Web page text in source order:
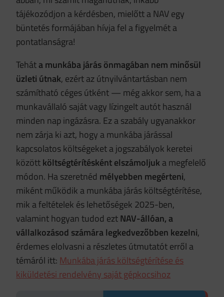
tájékozódjon a kérdésben, mielőtt a NAV egy
büntetés formájában hívja fel a figyelmét a
pontatlanságra!
Teháta munkába járás önmagában nem minősül
üzleti útnak, ezért az útnyilvántartásban nem
számítható céges útként — még akkor sem, ha a
munkavállaló saját vagy lízingelt autót használ
minden nap ingázásra. Ez a szabály ugyanakkor
nem zárja ki azt, hogy a munkába járással
kapcsolatos költségeket a jogszabályok keretei
közöttköltségtérítésként elszámoljuka megfelelő
módon. Ha szeretnéd mélyebben megérteni,
miként működik a munkába járás költségtérítése,
mik a feltételek és lehetőségek 2025-ben,
valamint hogyan tudod eztNAV-állóan, a
vállalkozásod számára legkedvezőbben kezelni,
érdemes elolvasni a részletes útmutatót erről a
témáról itt: Munkába járás költségtérítése és
kiküldetési rendelvény saját gépkocsihoz